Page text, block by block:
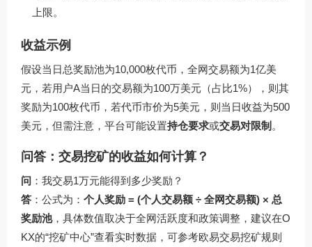
上限。
收益示例
假设当日总奖励池为10,000枚代币，全网交易额为1亿美
元，若用户A当日的交易额为100万美元（占比1%），则其
奖励为100枚代币，若代币市价为5美元，则当日收益为500
美元，但需注意，平台可能设置持仓要求或交易对限制 。
问答：交易挖矿的收益如何计算？
问 ：我交易1万元能得到多少奖励？
答 ：公式为： 个人奖励 = (个人交易额 ÷ 全网交易额) × 总
奖励池，具体数值取决于全网活跃度和政策调整，建议在O
KX的“挖矿中心”查看实时数据，可参考欧易交易挖矿规则